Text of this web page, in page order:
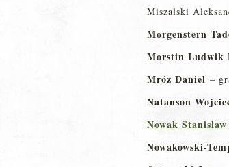
Miszalski
Morgenstern
Morstin Ludwik
Mróz Daniel –
Natanson
Nowak Stanisław
Nowakowski-